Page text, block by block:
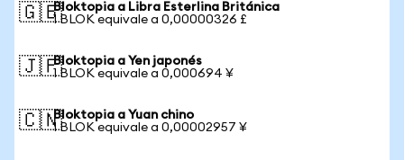
🇬🇧Bloktopia a Libra Esterlina Británica
1 BLOK equivale a 0,00000326 £
🇯🇵Bloktopia a Yen japonés
1 BLOK equivale a 0,000694 ¥
🇨🇳Bloktopia a Yuan chino
1 BLOK equivale a 0,00002957 ¥